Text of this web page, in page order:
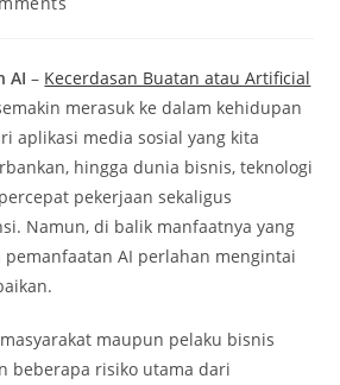
AI– Kecerdasan Buatan atau Artificial
merasuk ke dalam kehidupan
aplikasi media sosial yang kita
hingga dunia bisnis, teknologi
pekerjaan sekaligus
Namun, di balik manfaatnya yang
pemanfaatan AI perlahan mengintai
maupun pelaku bisnis
beberapa risiko utama dari